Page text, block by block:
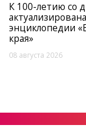
К 100-летию со
энциклопедии
края»
08 августа 2026